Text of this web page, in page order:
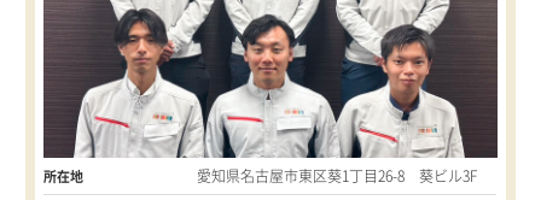
所在地
愛知県名古屋市東区葵1丁目26-8 葵ビル3F